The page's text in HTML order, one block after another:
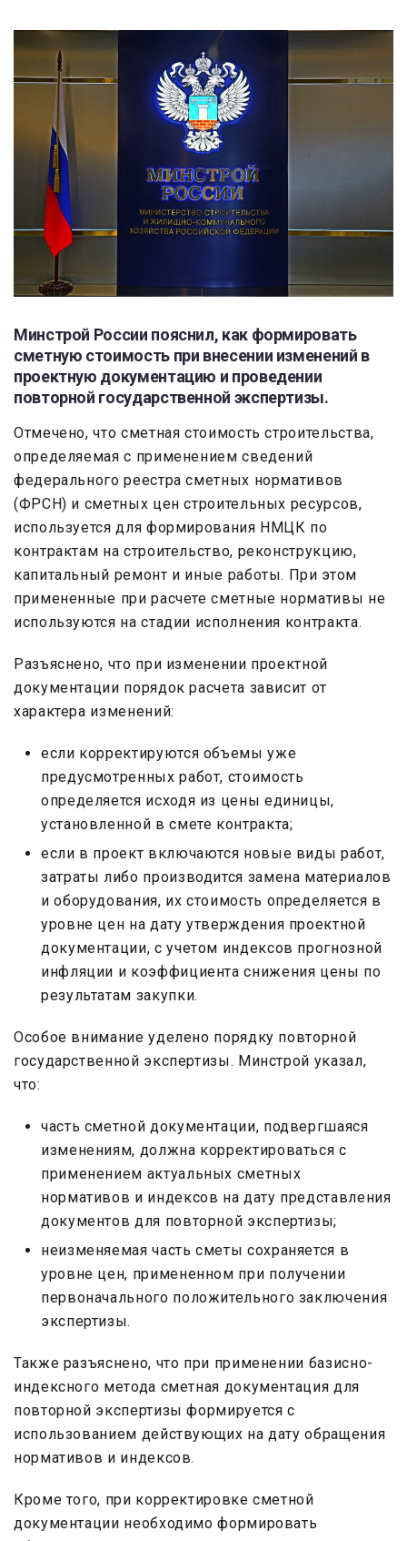
Минстрой России пояснил, как формировать
сметную стоимость при внесении изменений в
проектную документацию и проведении
повторной государственной экспертизы.
Отмечено, что сметная стоимость строительства,
определяемая с применением сведений
федерального реестра сметных нормативов
(ФРСН) и сметных цен строительных ресурсов,
используется для формирования НМЦК по
контрактам на строительство, реконструкцию,
капитальный ремонт и иные работы. При этом
примененные при расчете сметные нормативы не
используются на стадии исполнения контракта.
Разъяснено, что при изменении проектной
документации порядок расчета зависит от
характера изменений:
если корректируются объемы уже
предусмотренных работ, стоимость
определяется исходя из цены единицы,
установленной в смете контракта;
если в проект включаются новые виды работ,
затраты либо производится замена материалов
и оборудования, их стоимость определяется в
уровне цен на дату утверждения проектной
документации, с учетом индексов прогнозной
инфляции и коэффициента снижения цены по
результатам закупки.
Особое внимание уделено порядку повторной
государственной экспертизы. Минстрой указал,
что:
часть сметной документации, подвергшаяся
изменениям, должна корректироваться с
применением актуальных сметных
нормативов и индексов на дату представления
документов для повторной экспертизы;
неизменяемая часть сметы сохраняется в
уровне цен, примененном при получении
первоначального положительного заключения
экспертизы.
Также разъяснено, что при применении базисно-
индексного метода сметная документация для
повторной экспертизы формируется с
использованием действующих на дату обращения
нормативов и индексов.
Кроме того, при корректировке сметной
документации необходимо формировать